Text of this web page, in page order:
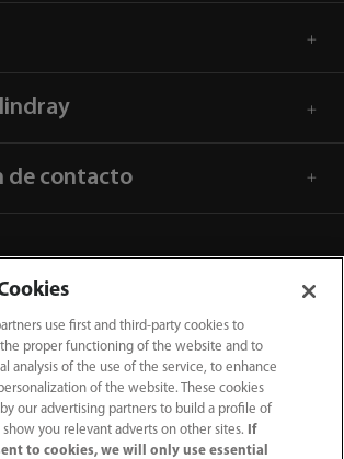
de contacto
use first and third-party cookies to
proper functioning of the website and to
analysis of the use of the service, to enhance
of the website. These cookies
our advertising partners to build a profile of
you relevant adverts on other sites.
If
to cookies, we will only use essential